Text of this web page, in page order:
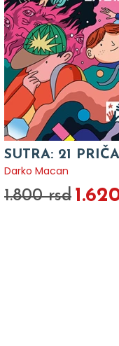
SUTRA: 21
Darko Macan
1.800 rsd